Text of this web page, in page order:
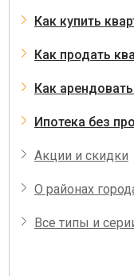
Как купить
Как продать
Как
Ипотека без
Акции и скидки
О районах
Все типы и